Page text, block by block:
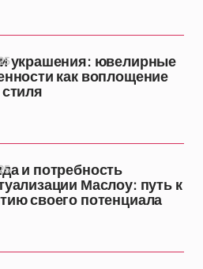
украшения: ювелирные
как воплощение
и потребность
Маслоу: путь к
своего потенциала